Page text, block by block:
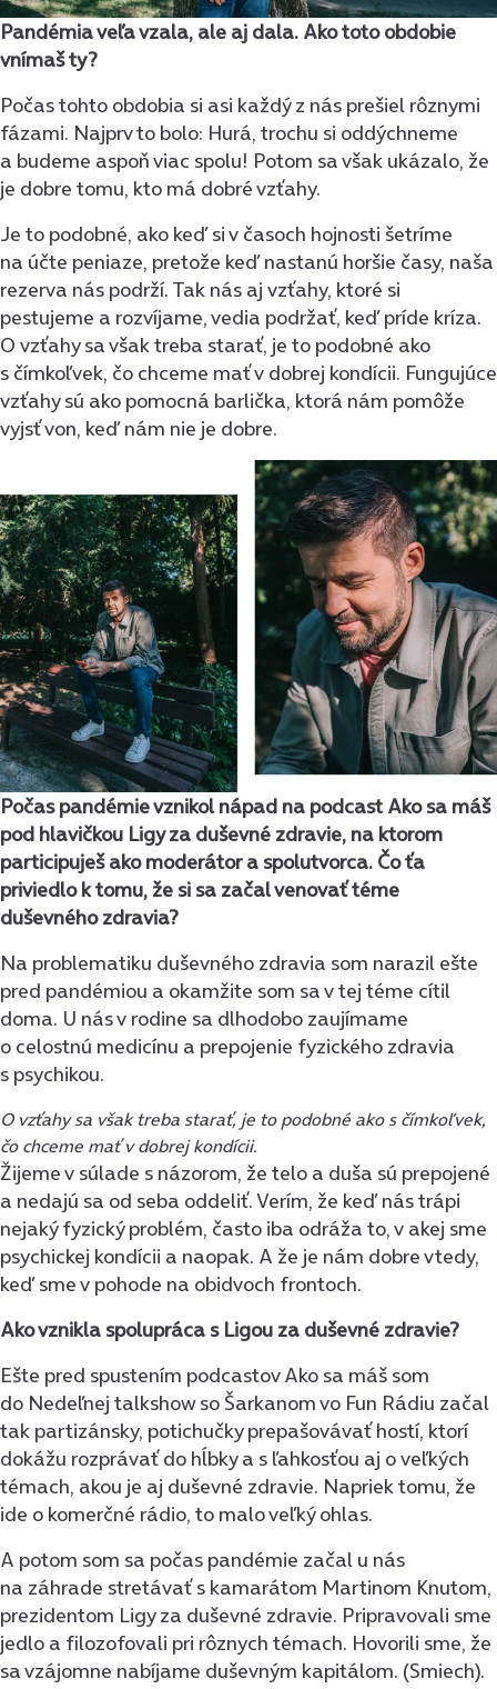
Pandémia veľa vzala, ale aj dala. Ako toto obdobie
vnímaš ty?
Počas tohto obdobia si asi každý z nás prešiel rôznymi
fázami. Najprv to bolo: Hurá, trochu si oddýchneme
a budeme aspoň viac spolu! Potom sa však ukázalo, že
je dobre tomu, kto má dobré vzťahy.
Je to podobné, ako keď si v časoch hojnosti šetríme
na účte peniaze, pretože keď nastanú horšie časy, naša
rezerva nás podrží. Tak nás aj vzťahy, ktoré si
pestujeme a rozvíjame, vedia podržať, keď príde kríza.
O vzťahy sa však treba starať, je to podobné ako
s čímkoľvek, čo chceme mať v dobrej kondícii. Fungujúce
vzťahy sú ako pomocná barlička, ktorá nám pomôže
vyjsť von, keď nám nie je dobre.
Počas pandémie vznikol nápad na podcast Ako sa máš
pod hlavičkou Ligy za duševné zdravie, na ktorom
participuješ ako moderátor a spolutvorca. Čo ťa
priviedlo k tomu, že si sa začal venovať téme
duševného zdravia?
Na problematiku duševného zdravia som narazil ešte
pred pandémiou a okamžite som sa v tej téme cítil
doma. U nás v rodine sa dlhodobo zaujímame
o celostnú medicínu a prepojenie fyzického zdravia
s psychikou.
O vzťahy sa však treba starať, je to podobné ako s čímkoľvek,
čo chceme mať v dobrej kondícii.
Žijeme v súlade s názorom, že telo a duša sú prepojené
a nedajú sa od seba oddeliť. Verím, že keď nás trápi
nejaký fyzický problém, často iba odráža to, v akej sme
psychickej kondícii a naopak. A že je nám dobre vtedy,
keď sme v pohode na obidvoch frontoch.
Ako vznikla spolupráca s Ligou za duševné zdravie?
Ešte pred spustením podcastov Ako sa máš som
do Nedeľnej talkshow so Šarkanom vo Fun Rádiu začal
tak partizánsky, potichučky prepašovávať hostí, ktorí
dokážu rozprávať do hĺbky a s ľahkosťou aj o veľkých
témach, akou je aj duševné zdravie. Napriek tomu, že
ide o komerčné rádio, to malo veľký ohlas.
A potom som sa počas pandémie začal u nás
na záhrade stretávať s kamarátom Martinom Knutom,
prezidentom Ligy za duševné zdravie. Pripravovali sme
jedlo a filozofovali pri rôznych témach. Hovorili sme, že
sa vzájomne nabíjame duševným kapitálom. (Smiech).